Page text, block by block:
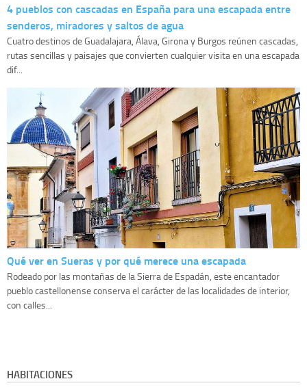
4 pueblos con cascadas en España para una escapada entre
senderos, miradores y saltos de agua
Cuatro destinos de Guadalajara, Álava, Girona y Burgos reúnen cascadas,
rutas sencillas y paisajes que convierten cualquier visita en una escapada
dif...
Qué ver en Sueras y por qué merece una escapada
Rodeado por las montañas de la Sierra de Espadán, este encantador
pueblo castellonense conserva el carácter de las localidades de interior,
con calles...
HABITACIONES